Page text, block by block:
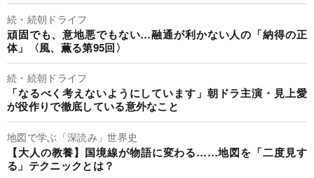
続・続朝ドライフ
頑固でも、意地悪でもない…融通が利かない人の「納得の正
体」〈風、薫る第95回〉
続・続朝ドライフ
「なるべく考えないようにしています」朝ドラ主演・見上愛
が役作りで徹底している意外なこと
地図で学ぶ「深読み」世界史
【大人の教養】国境線が物語に変わる……地図を「二度見す
る」テクニックとは？